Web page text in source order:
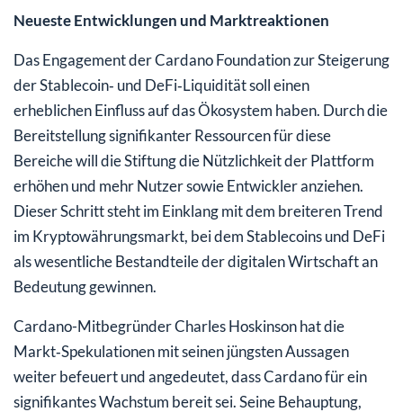
Neueste Entwicklungen und Marktreaktionen
Das Engagement der Cardano Foundation zur Steigerung
der Stablecoin‑ und DeFi‑Liquidität soll einen
erheblichen Einfluss auf das Ökosystem haben. Durch die
Bereitstellung signifikanter Ressourcen für diese
Bereiche will die Stiftung die Nützlichkeit der Plattform
erhöhen und mehr Nutzer sowie Entwickler anziehen.
Dieser Schritt steht im Einklang mit dem breiteren Trend
im Kryptowährungsmarkt, bei dem Stablecoins und DeFi
als wesentliche Bestandteile der digitalen Wirtschaft an
Bedeutung gewinnen.
Cardano-Mitbegründer Charles Hoskinson hat die
Markt‑Spekulationen mit seinen jüngsten Aussagen
weiter befeuert und angedeutet, dass Cardano für ein
signifikantes Wachstum bereit sei. Seine Behauptung,